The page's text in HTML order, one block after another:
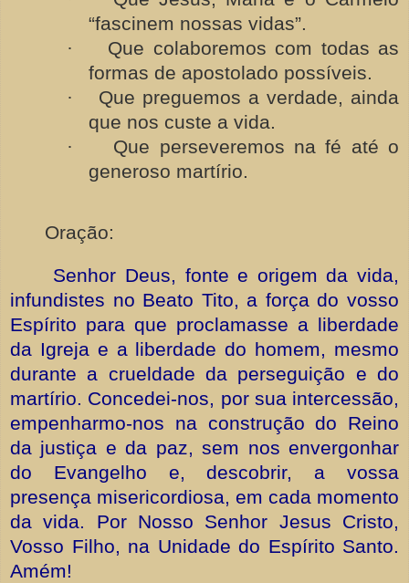
“fascinem nossas vidas”.
·
Que colaboremos com todas as
formas de apostolado possíveis.
·
Que preguemos a verdade, ainda
que nos custe a vida.
·
Que perseveremos na fé até o
generoso martírio.
Oração:
Senhor Deus, fonte e origem da vida,
infundistes no Beato Tito, a força do vosso
Espírito para que proclamasse a liberdade
da Igreja e a liberdade do homem, mesmo
durante a crueldade da perseguição e do
martírio. Concedei-nos, por sua intercessão,
empenharmo-nos na construção do Reino
da justiça e da paz, sem nos envergonhar
do Evangelho e, descobrir, a vossa
presença misericordiosa, em cada momento
da vida. Por Nosso Senhor Jesus Cristo,
Vosso Filho, na Unidade do Espírito Santo.
Amém!